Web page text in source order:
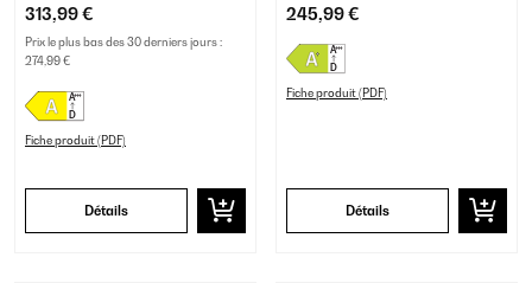
313,99 €
Prix le plus bas des 30 derniers jours :
274,99 €
Fiche produit (PDF)
Détails
245,99 €
Fiche produit (PDF)
Détails